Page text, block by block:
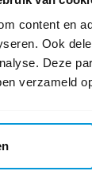
content en
Ook
Deze
verzameld